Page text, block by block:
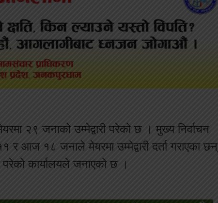
२९ जनाको उम्मेद्वारी परेको छ । मुख्य निर्वाचन
र आज १८ जनाले मेयरमा उम्मेद्वारी दर्ता गराएका छन्
परेको कार्यालयले जनाएको छ ।